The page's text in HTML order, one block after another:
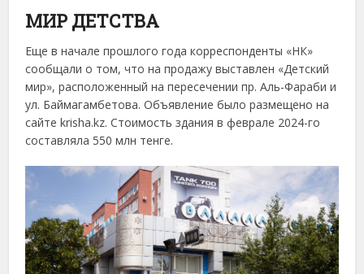
МИР ДЕТСТВА
Еще в начале прошлого года корреспонденты «НК»
сообщали о том, что на продажу выставлен «Детский
мир», расположенный на пересечении пр. Аль-Фараби и
ул. Баймагамбетова. Объявление было размещено на
сайте krisha.kz. Стоимость здания в феврале 2024-го
составляла 550 млн тенге.